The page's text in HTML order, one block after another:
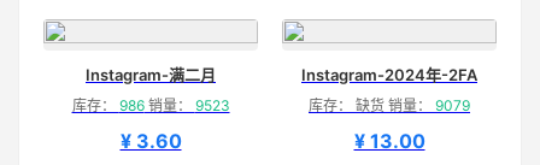
Instagram-满二月
库存： 986销量： 9523
¥ 3.60
Instagram-2024年-2FA
库存： 缺货 销量： 9079
¥ 13.00